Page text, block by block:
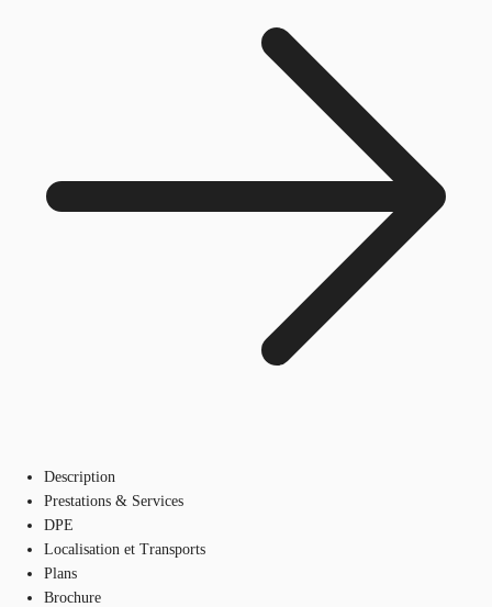
Description
Prestations & Services
DPE
Localisation et Transports
Plans
Brochure